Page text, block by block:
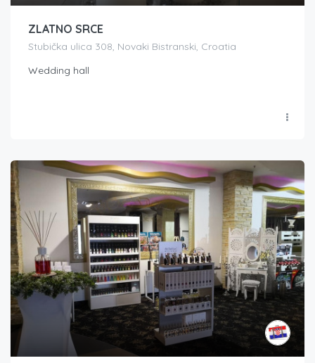
ZLATNO SRCE
Stubička ulica 308, Novaki Bistranski, Croatia
Wedding hall